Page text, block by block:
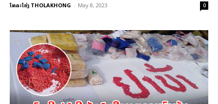
ໂທລະໂຄ່ງ THOLAKHONG - May 8, 2023 0